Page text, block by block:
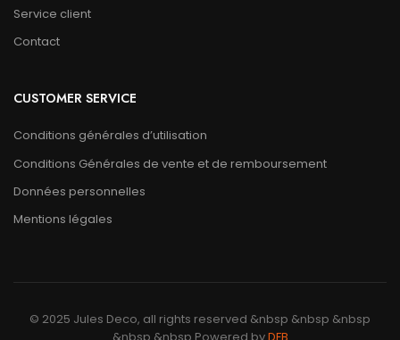
Service client
Contact
CUSTOMER SERVICE
Conditions générales d’utilisation
Conditions Générales de vente et de remboursement
Données personnelles
Mentions légales
© 2025 Jules Deco, all rights reserved &nbsp &nbsp &nbsp